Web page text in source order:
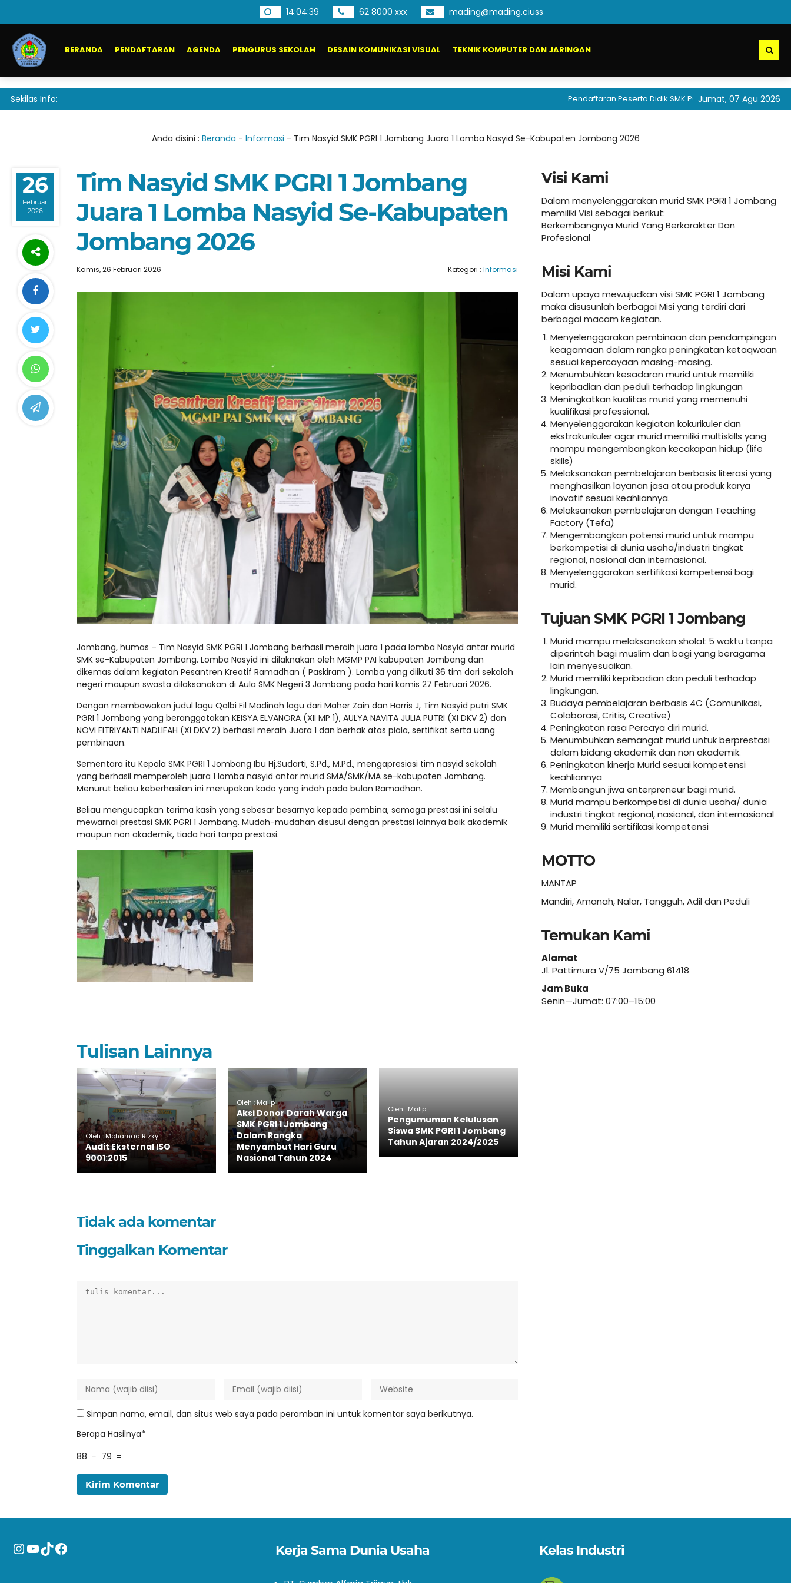
14:04:39 62 8000 xxx mading@mading.ciuss
BERANDA PENDAFTARAN AGENDA PENGURUS SEKOLAH DESAIN KOMUNIKASI VISUAL TEKNIK KOMPUTER DAN JARINGAN
Sekilas Info: Jumat, 07 Agu 2026
Pendaftaran Peserta Didik SMK PGRI 1 Jombang akan segera
Anda disini : Beranda - Informasi - Tim Nasyid SMK PGRI 1 Jombang Juara 1 Lomba Nasyid Se-Kabupaten Jombang 2026
26
Februari
2026
Tim Nasyid SMK PGRI 1 Jombang
Juara 1 Lomba Nasyid Se-Kabupaten
Jombang 2026
Kamis, 26 Februari 2026 Kategori :Informasi
Jombang, humas – Tim Nasyid SMK PGRI 1 Jombang berhasil meraih juara 1 pada lomba Nasyid antar murid
SMK se-Kabupaten Jombang. Lomba Nasyid ini dilaknakan oleh MGMP PAI kabupaten Jombang dan
dikemas dalam kegiatan Pesantren Kreatif Ramadhan ( Paskiram ). Lomba yang diikuti 36 tim dari sekolah
negeri maupun swasta dilaksanakan di Aula SMK Negeri 3 Jombang pada hari kamis 27 Februari 2026.
Dengan membawakan judul lagu Qalbi Fil Madinah lagu dari Maher Zain dan Harris J, Tim Nasyid putri SMK
PGRI 1 Jombang yang beranggotakan KEISYA ELVANORA (XII MP 1), AULYA NAVITA JULIA PUTRI (XI DKV 2) dan
NOVI FITRIYANTI NADLIFAH (XI DKV 2) berhasil meraih Juara 1 dan berhak atas piala, sertifikat serta uang
pembinaan.
Sementara itu Kepala SMK PGRI 1 Jombang Ibu Hj.Sudarti, S.Pd., M.Pd., mengapresiasi tim nasyid sekolah
yang berhasil memperoleh juara 1 lomba nasyid antar murid SMA/SMK/MA se-kabupaten Jombang.
Menurut beliau keberhasilan ini merupakan kado yang indah pada bulan Ramadhan.
Beliau mengucapkan terima kasih yang sebesar besarnya kepada pembina, semoga prestasi ini selalu
mewarnai prestasi SMK PGRI 1 Jombang. Mudah-mudahan disusul dengan prestasi lainnya baik akademik
maupun non akademik, tiada hari tanpa prestasi.
Tulisan Lainnya
Oleh : Mohamad Rizky
Audit Eksternal ISO
9001:2015
Oleh : Malip
Aksi Donor Darah Warga
SMK PGRI 1 Jombang
Dalam Rangka
Menyambut Hari Guru
Nasional Tahun 2024
Oleh : Malip
Pengumuman Kelulusan
Siswa SMK PGRI 1 Jombang
Tahun Ajaran 2024/2025
Tidak ada komentar
Tinggalkan Komentar
Simpan nama, email, dan situs web saya pada peramban ini untuk komentar saya berikutnya.
Berapa Hasilnya*
88 − 79 =
Visi Kami
Dalam menyelenggarakan murid SMK PGRI 1 Jombang
memiliki Visi sebagai berikut:
Berkembangnya Murid Yang Berkarakter Dan
Profesional
Misi Kami
Dalam upaya mewujudkan visi SMK PGRI 1 Jombang
maka disusunlah berbagai Misi yang terdiri dari
berbagai macam kegiatan.
Menyelenggarakan pembinaan dan pendampingan
keagamaan dalam rangka peningkatan ketaqwaan
sesuai kepercayaan masing-masing.
Menumbuhkan kesadaran murid untuk memiliki
kepribadian dan peduli terhadap lingkungan
Meningkatkan kualitas murid yang memenuhi
kualifikasi professional.
Menyelenggarakan kegiatan kokurikuler dan
ekstrakurikuler agar murid memiliki multiskills yang
mampu mengembangkan kecakapan hidup (life
skills)
Melaksanakan pembelajaran berbasis literasi yang
menghasilkan layanan jasa atau produk karya
inovatif sesuai keahliannya.
Melaksanakan pembelajaran dengan Teaching
Factory (Tefa)
Mengembangkan potensi murid untuk mampu
berkompetisi di dunia usaha/industri tingkat
regional, nasional dan internasional.
Menyelenggarakan sertifikasi kompetensi bagi
murid.
Tujuan SMK PGRI 1 Jombang
Murid mampu melaksanakan sholat 5 waktu tanpa
diperintah bagi muslim dan bagi yang beragama
lain menyesuaikan.
Murid memiliki kepribadian dan peduli terhadap
lingkungan.
Budaya pembelajaran berbasis 4C (Comunikasi,
Colaborasi, Critis, Creative)
Peningkatan rasa Percaya diri murid.
Menumbuhkan semangat murid untuk berprestasi
dalam bidang akademik dan non akademik.
Peningkatan kinerja Murid sesuai kompetensi
keahliannya
Membangun jiwa enterpreneur bagi murid.
Murid mampu berkompetisi di dunia usaha/ dunia
industri tingkat regional, nasional, dan internasional
Murid memiliki sertifikasi kompetensi
MOTTO
MANTAP
Mandiri, Amanah, Nalar, Tangguh, Adil dan Peduli
Temukan Kami
Alamat
Jl. Pattimura V/75 Jombang 61418
Jam Buka
Senin—Jumat: 07:00–15:00
Instagram
YouTube
TikTokFacebook Kerja Sama Dunia Usaha Kelas Industri